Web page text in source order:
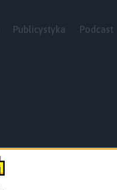
Publicystyka Podcast